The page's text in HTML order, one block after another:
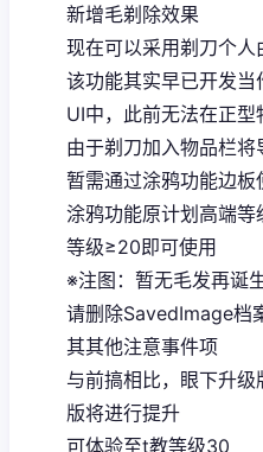
新增毛剃除效果
现在可以采用剃刀个人
该功能其实早已开发
UI中，此前无法在正型
由于剃刀加入物品栏
暂需通过涂鸦功能边板
涂鸦功能原计划高端
等级≥20即可使用
※注图 ：暂无毛发再诞
请删除SavedImage档
其其他注意事件项
与前搞相比，眼下升
版将进行提升
可体验至t教等级30